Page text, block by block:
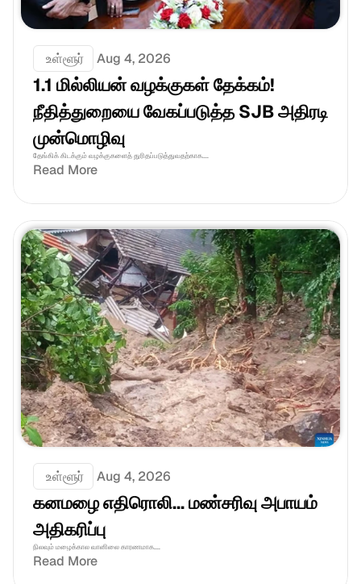
உள்ளூர் Aug 4, 2026
1.1 மில்லியன் வழக்குகள் தேக்கம்!
நீதித்துறையை வேகப்படுத்த SJB அதிரடி
முன்மொழிவு
தேங்கிக் கிடக்கும் வழக்குகளைத் துரிதப்படுத்துவதற்காக....
Read More
உள்ளூர் Aug 4, 2026
கனமழை எதிரொலி... மண்சரிவு அபாயம்
அதிகரிப்பு
நிலவும் மழைக்கால வானிலை காரணமாக....
Read More